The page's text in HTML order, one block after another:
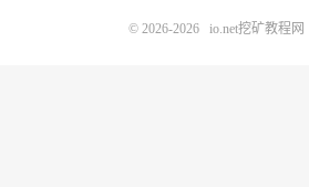
© 2026-2026 io.net挖矿教程网